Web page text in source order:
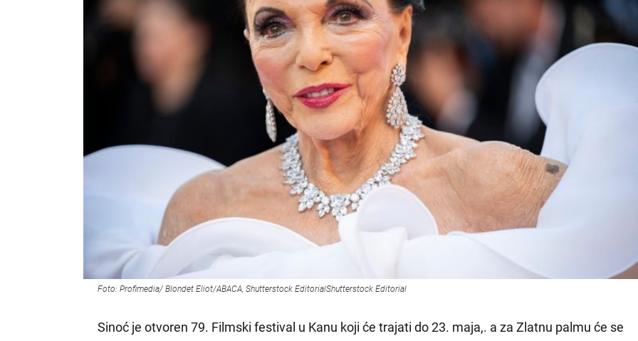
Foto: Profimedia/ Blondet Eliot/ABACA, Shutterstock EditorialShutterstock Editorial
Sinoć je otvoren 79. Filmski festival u Kanu koji će trajati do 23. maja,. a za Zlatnu palmu će se